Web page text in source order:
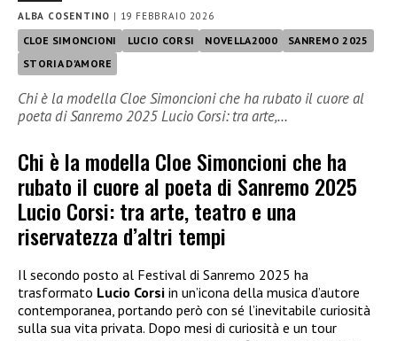
ALBA COSENTINO | 19 FEBBRAIO 2026
CLOE SIMONCIONI LUCIO CORSI NOVELLA2000
SANREMO 2025
STORIA D'AMORE
Chi è la modella Cloe Simoncioni che ha rubato il cuore al
poeta di Sanremo 2025 Lucio Corsi: tra arte,…
Chi è la modella Cloe Simoncioni che ha
rubato il cuore al poeta di Sanremo 2025
Lucio Corsi: tra arte, teatro e una
riservatezza d’altri tempi
Il secondo posto al Festival di Sanremo 2025 ha
trasformato Lucio Corsi in un’icona della musica d’autore
contemporanea, portando però con sé l’inevitabile curiosità
sulla sua vita privata. Dopo mesi di curiosità e un tour